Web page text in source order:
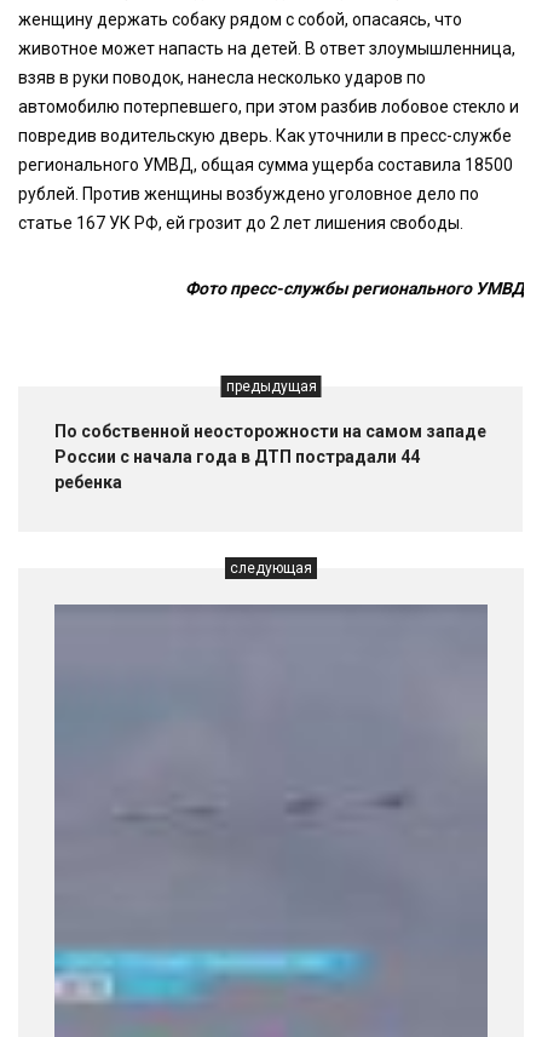
женщину держать собаку рядом с собой, опасаясь, что
животное может напасть на детей. В ответ злоумышленница,
взяв в руки поводок, нанесла несколько ударов по
автомобилю потерпевшего, при этом разбив лобовое стекло и
повредив водительскую дверь. Как уточнили в пресс-службе
регионального УМВД, общая сумма ущерба составила 18500
рублей. Против женщины возбуждено уголовное дело по
статье 167 УК РФ, ей грозит до 2 лет лишения свободы.
Фото пресс-службы регионального УМВД
предыдущая
По собственной неосторожности на самом западе
России с начала года в ДТП пострадали 44
ребенка
следующая